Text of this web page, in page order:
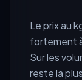
Le prix au
fortement
Sur les
reste la